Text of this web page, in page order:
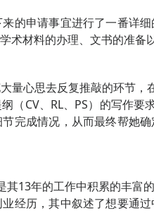
的申请事宜进行了一番详
术材料的办理、文书的准备
量心思去反复推敲的环节
（CV、RL、PS）的写作
完成情况，从而最终帮她
其13年的工作中积累的丰富
经历，其中叙述了想要通